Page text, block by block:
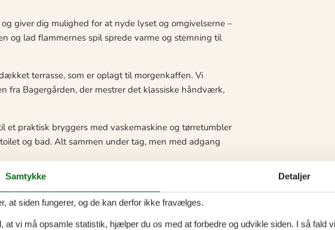
giver dig mulighed for at nyde lyset og omgivelserne –
og lad flammernes spil sprede varme og stemning til
terrasse, som er oplagt til morgenkaffen. Vi
fra Bagergården, der mestrer det klassiske håndværk,
et praktisk bryggers med vaskemaskine og tørretumbler
og bad. Alt sammen under tag, men med adgang
med orange detaljer – og en skøn solterrasse,
hurtigt, og feriestemningen får lov til at folde sig ud.
Samtykke Detaljer
at siden fungerer, og de kan derfor ikke fravælges.
at vi må opsamle statistik, hjælper du os med at forbedre og udvikle siden. I så fald